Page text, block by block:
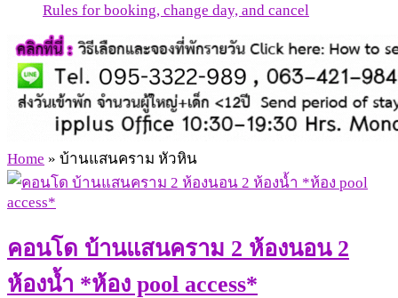
Rules for booking, change day, and cancel
Home » บ้านแสนคราม หัวหิน
คอนโด บ้านแสนคราม 2 ห้องนอน 2
ห้องน้ำ *ห้อง pool access*